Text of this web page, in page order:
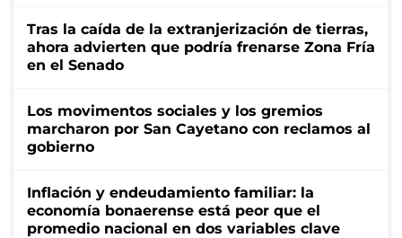
Tras la caída de la extranjerización de tierras,
ahora advierten que podría frenarse Zona Fría
en el Senado
Los movimentos sociales y los gremios
marcharon por San Cayetano con reclamos al
gobierno
Inflación y endeudamiento familiar: la
economía bonaerense está peor que el
promedio nacional en dos variables clave